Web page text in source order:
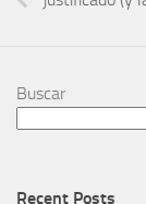
Buscar
Recent Posts